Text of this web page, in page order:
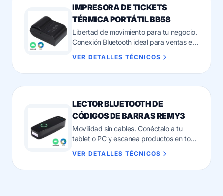
IMPRESORA DE TICKETS
TÉRMICA PORTÁTIL BB58
Libertad de movimiento para tu negocio.
Conexión Bluetooth ideal para ventas en
ruta o espacios reducidos.
VER DETALLES TÉCNICOS
LECTOR BLUETOOTH DE
CÓDIGOS DE BARRAS REMY3
Movilidad sin cables. Conéctalo a tu
tablet o PC y escanea productos en todo
VER DETALLES TÉCNICOS